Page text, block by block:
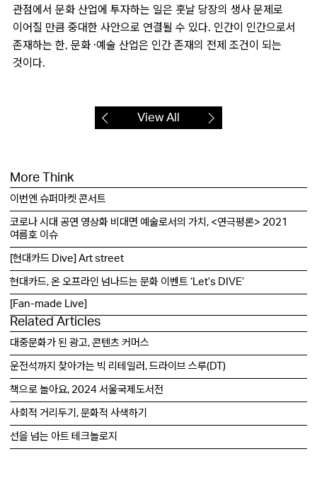
관점에서 문화 산업에 투자하는 일은 훗날 당장의 생사 문제로
이어질 만큼 중대한 사안으로 연결될 수 있다. 인간이 인간으로서
존재하는 한, 문화 ·예술 산업은 인간 존재의 전제 조건이 되는
것이다.
View All
More Think
이번엔 슈퍼마켓 콘서트
코로나 시대 공연 영상화 비대면 예술로서의 가치, <연극평론> 2021
여름호 이슈
[현대카드 Dive] Art street
현대카드, 온 오프라인 넘나드는 문화 이벤트 ‘Let’s DIVE’
[Fan-made Live]
Related Articles
대중문화가 된 광고, 콘텐츠 커머스
운전석까지 찾아가는 빅 리테일러, 드라이브 스루(DT)
책으로 놀아요, 2024 서울국제도서전
사회적 거리두기, 문화적 사색하기
선을 넘는 아트 테크놀로지